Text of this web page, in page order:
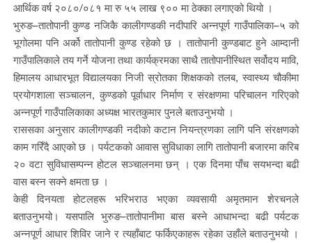
आर्थिक वर्ष २०८०/०८१ मा रु ५५ लाख ९०० मा ठेक्का लगाएको थियो ।
भुरुङ–तातोपानी कुण्ड नजिकै कालीगण्डकी नदीपारि अन्नपूर्ण गाउँपालिका–५ को
भूगोलमा पनि अर्को तातोपानी कुण्ड रहेको छ । तातोपानी कुण्डबाट हुने आम्दानी
गाउँपालिकाले तय गर्ने योजना तथा कार्यक्रमका साथै तातोपानीस्थित सर्वोदय मावि,
हिमालय आधारभूत विद्यालयका निजी स्रोतका शिक्षकको तलब, स्वास्थ्य चौकीमा
प्रयोगशाला सञ्चालन, कुण्डको पूर्वाधार निर्माण र संरक्षणमा परिचालन गरिएको
अन्नपूर्ण गाउँपालिकाका अध्यक्ष भारतकुमार पुनले बताउनुभयो ।
राससका अनुसार कालीगण्डकी नदीको कटान नियन्त्रणका लागि पनि संरक्षणको
काम गरिँदै आएको छ । पर्यटकको आवास सुविधाका लागि तातोपानी बजारमा करिब
२० वटा सुविधासम्पन्न होटल सञ्चालनमा छन् । एक दिनमा पाँच सयभन्दा बढी
वास बस्न सक्ने क्षमता छ ।
केही दिनयता होटलहरू भरिभराउ भएका व्यवसायी अमृतमान शेरचनले
बताउनुभयो। यसपालि भुरुङ–तातोपानीमा बास बस्ने आधाभन्दा बढी पर्यटक
अन्नपूर्ण आधार शिविर जाने र त्यहाँबाट फर्किएकाहरू रहेका उहाँले बताउनुभयो ।